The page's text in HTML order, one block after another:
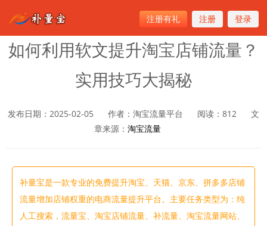
注册有礼 注册 登录
首页>淘宝流量
如何利用软文提升淘宝店铺流量？
实用技巧大揭秘
发布日期：2025-02-05 作者：淘宝流量平台 阅读： 812
文
章来源： 淘宝流量
补量宝是一款专业的免费提升淘宝、天猫、京东、拼多多店铺
流量增加店铺权重的电商流量提升平台。主要任务类型为：纯
人工搜索，流量宝、淘宝店铺流量、补流量、淘宝流量网站、